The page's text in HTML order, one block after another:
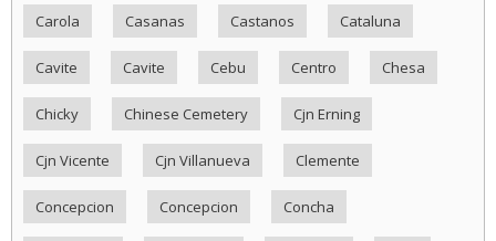
Carola Casanas Castanos Cataluna
Cavite Cavite Cebu Centro Chesa
Chicky Chinese Cemetery Cjn Erning
Cjn Vicente Cjn Villanueva Clemente
Concepcion Concepcion Concha